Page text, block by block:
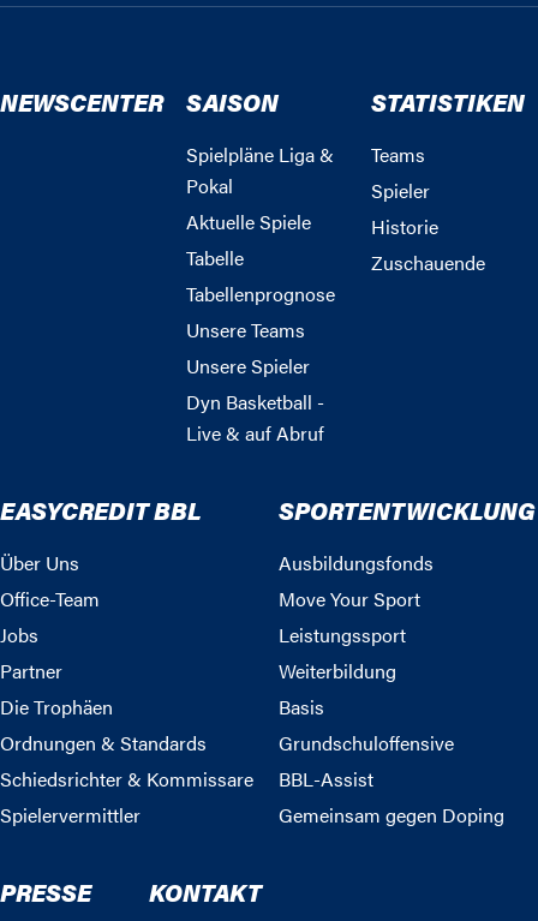
NEWSCENTER SAISON
Spielpläne Liga &
Pokal
Aktuelle Spiele
Tabelle
Tabellenprognose
Unsere Teams
Unsere Spieler
Dyn Basketball -
Live & auf Abruf
STATISTIKEN
Teams
Spieler
Historie
Zuschauende
EASYCREDIT BBL
Über Uns
Office-Team
Jobs
Partner
Die Trophäen
Ordnungen & Standards
Schiedsrichter & Kommissare
Spielervermittler
SPORTENTWICKLUNG
Ausbildungsfonds
Move Your Sport
Leistungssport
Weiterbildung
Basis
Grundschuloffensive
BBL-Assist
Gemeinsam gegen Doping
PRESSE KONTAKT